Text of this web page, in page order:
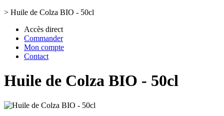
> Huile de Colza BIO - 50cl
Accès direct
Commander
Mon compte
Contact
Huile de Colza BIO - 50cl